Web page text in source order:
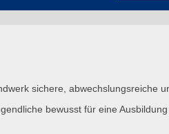
sichere, abwechslungsreiche
bewusst für eine